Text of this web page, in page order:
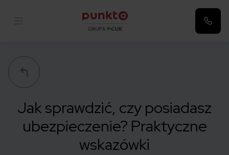
Jak sprawdzić, czy posiadasz
ubezpieczenie? Praktyczne
wskazówki